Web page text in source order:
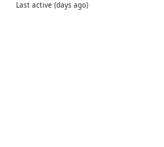
Last active (days ago)